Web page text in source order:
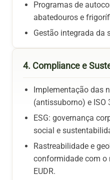
Programas de
abatedouros e
Gestão integrada da
4. Compliance e
Implementação das
(antissuborno) e
ESG: governança
social e
Rastreabilidade e
conformidade com o
EUDR.